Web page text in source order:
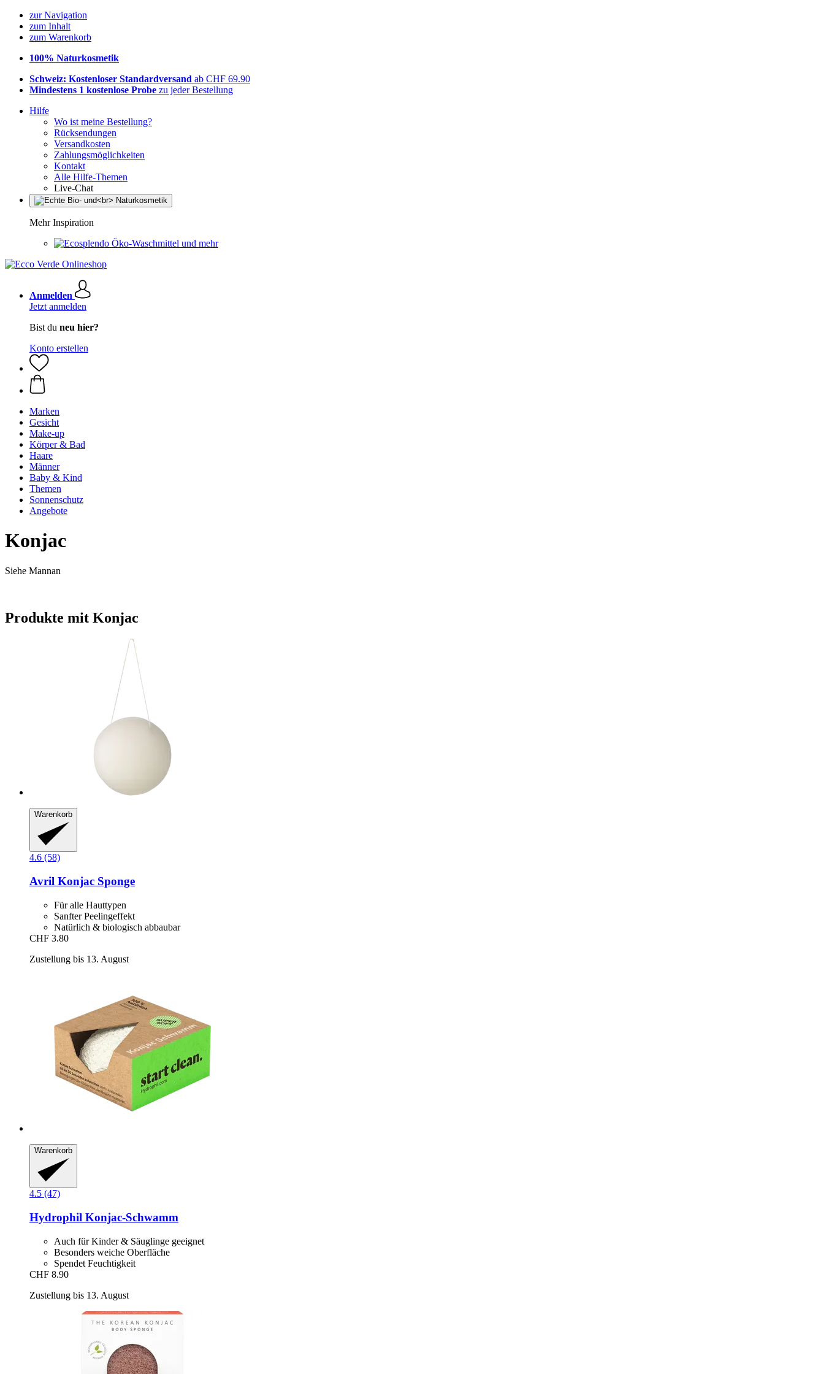
zur Navigation
zum Inhalt
zum Warenkorb
100% Naturkosmetik
Schweiz: Kostenloser Standardversand ab CHF 69.90
Mindestens 1 kostenlose Probe zu jeder Bestellung
Hilfe
Wo ist meine Bestellung?
Rücksendungen
Versandkosten
Zahlungsmöglichkeiten
Kontakt
Alle Hilfe-Themen
Live-Chat
Mehr Inspiration
Öko-Waschmittel und mehr
Anmelden
Jetzt anmelden
Bist du neu hier?
Konto erstellen
Marken
Gesicht
Make-up
Körper & Bad
Haare
Männer
Baby & Kind
Themen
Sonnenschutz
Angebote
Konjac
Siehe Mannan
Produkte mit Konjac
Warenkorb
4.6 (58)
Avril Konjac Sponge
Für alle Hauttypen
Sanfter Peelingeffekt
Natürlich & biologisch abbaubar
CHF 3.80
Zustellung bis 13. August
Warenkorb
4.5 (47)
Hydrophil Konjac-​Schwamm
Auch für Kinder & Säuglinge geeignet
Besonders weiche Oberfläche
Spendet Feuchtigkeit
CHF 8.90
Zustellung bis 13. August